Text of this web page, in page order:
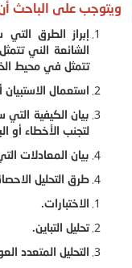
ويتوجب على الباحث أن
إبراز الطرق
الشائعة الني
تتمثل في محيط
استعمال
بيان الكيفية
لتجنب الأخطاء أو
بيان المعادلات
طرق التحليل
الاختبارات.
تحليل التباين.
التحليل المتعدد